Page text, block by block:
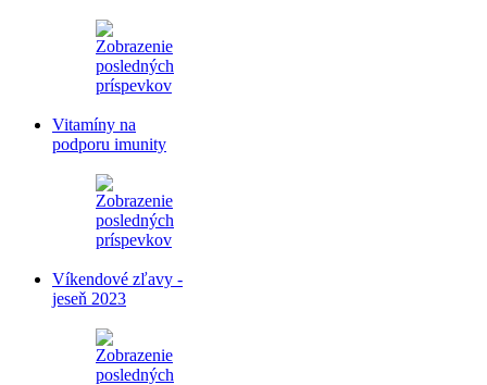
Vitamíny na
podporu imunity
Víkendové zľavy -
jeseň 2023